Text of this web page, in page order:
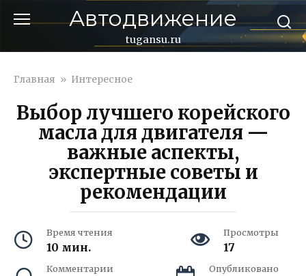
Автодвижение
tugansu.ru
Главная » Интересное
Выбор лучшего корейского
масла для двигателя —
важные аспекты,
экспертные советы и
рекомендации
Время чтения
10 мин.
Просмотры
17
Комментарии Опубликовано